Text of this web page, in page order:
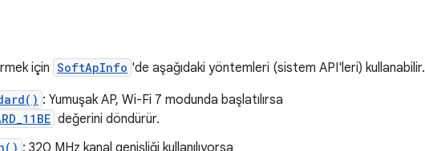
için SoftApInfo 'de aşağıdaki yöntemleri (sistem API'leri) kullanabilir.
: Yumuşak AP, Wi-Fi 7 modunda başlatılırsa
değerini döndürür.
: 320 MHz kanal genişliği kullanılıyorsa